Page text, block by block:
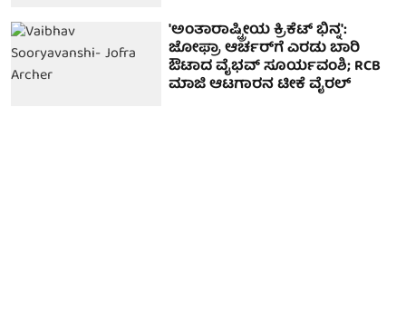
'ಅಂತಾರಾಷ್ಟ್ರೀಯ ಕ್ರಿಕೆಟ್‌ ಭಿನ್ನ':
ಜೋಫ್ರಾ ಆರ್ಚರ್‌ಗೆ ಎರಡು ಬಾರಿ
ಔಟಾದ ವೈಭವ್ ಸೂರ್ಯವಂಶಿ; RCB
ಮಾಜಿ ಆಟಗಾರನ ಟೀಕೆ ವೈರಲ್